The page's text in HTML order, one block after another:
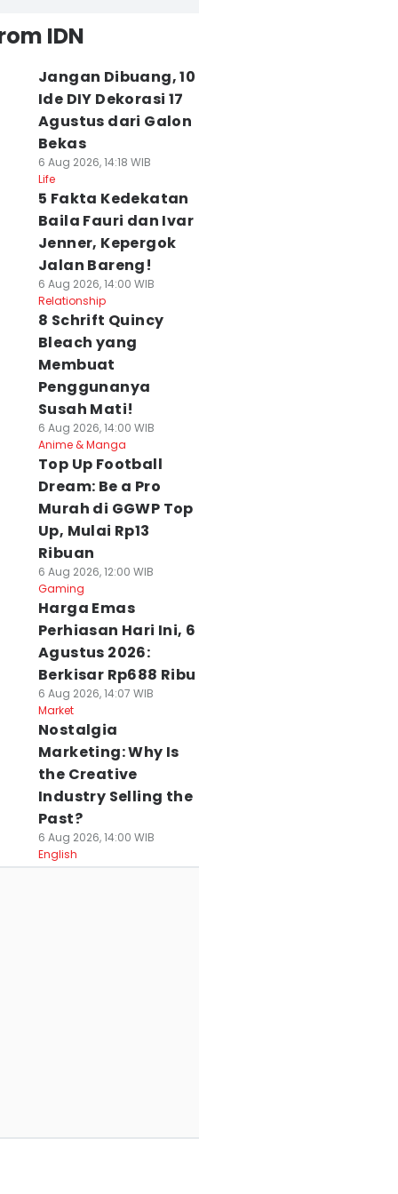
IDN
Jangan Dibuang, 10
Ide DIY Dekorasi 17
Agustus dari Galon
Bekas
6 Aug 2026, 14:18 WIB
Life
5 Fakta Kedekatan
Baila Fauri dan Ivar
Jenner, Kepergok
Jalan Bareng!
6 Aug 2026, 14:00 WIB
Relationship
8 Schrift Quincy
Bleach yang
Membuat
Penggunanya
Susah Mati!
6 Aug 2026, 14:00 WIB
Anime & Manga
Top Up Football
Dream: Be a Pro
Murah di GGWP Top
Up, Mulai Rp13
Ribuan
6 Aug 2026, 12:00 WIB
Gaming
Harga Emas
Perhiasan Hari Ini, 6
Agustus 2026:
Berkisar Rp688 Ribu
6 Aug 2026, 14:07 WIB
Market
Nostalgia
Marketing: Why Is
the Creative
Industry Selling the
Past?
6 Aug 2026, 14:00 WIB
English